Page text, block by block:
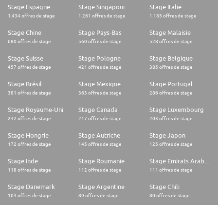
Stage Espagne
1.434 offres de stage
Stage Singapour
1.261 offres de stage
Stage Italie
1.185 offres de stage
Stage Chine
680 offres de stage
Stage Pays-Bas
560 offres de stage
Stage Malaisie
528 offres de stage
Stage Suisse
457 offres de stage
Stage Pologne
421 offres de stage
Stage Belgique
385 offres de stage
Stage Brésil
381 offres de stage
Stage Mexique
363 offres de stage
Stage Portugal
286 offres de stage
Stage Royaume-Uni
242 offres de stage
Stage Canada
217 offres de stage
Stage Luxembourg
203 offres de stage
Stage Hongrie
172 offres de stage
Stage Autriche
145 offres de stage
Stage Japon
125 offres de stage
Stage Inde
118 offres de stage
Stage Roumanie
112 offres de stage 111 offres de stage
Stage Danemark
104 offres de stage
Stage Argentine
89 offres de stage
Stage Chili
80 offres de stage